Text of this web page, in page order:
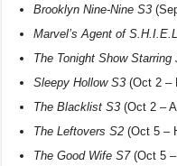
Brooklyn Nine-Nine S3
Marvel’s Agent of
The Tonight Show
Sleepy Hollow S3 (Oct 2 –
The Blacklist S3 (Oct 2 –
The Leftovers S2 (Oct 5 –
The Good Wife S7(Oct 5 –